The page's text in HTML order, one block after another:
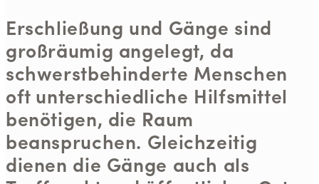
Erschließung und Gänge sind
großräumig angelegt, da
schwerstbehinderte Menschen
oft unterschiedliche Hilfsmittel
benötigen, die Raum
beanspruchen. Gleichzeitig
dienen die Gänge auch als